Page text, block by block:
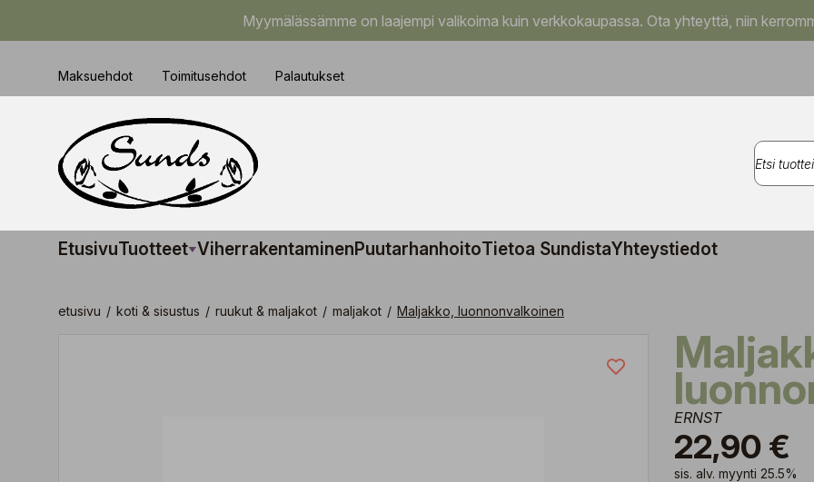
Myymälässämme on laajempi valikoima kuin verkkokaupassa. Ota yhteyttä, niin
Maksuehdot Toimitusehdot Palautukset
EtusivuTuotteet ViherrakentaminenPuutarhanhoitoTietoa SundistaYhteystiedot
etusivu / koti & sisustus / ruukut & maljakot / maljakot / Maljakko, luonnonvalkoinen
Maljakko,
ERNST
22,90 €
sis. alv. myynti 25.5%